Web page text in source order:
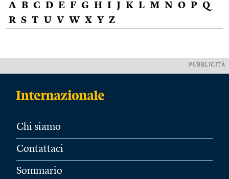
A B C D E F G H I J K L M N O P Q
R S T U V W X Y Z
PUBBLICITÀ
Chi siamo
Contattaci
Sommario